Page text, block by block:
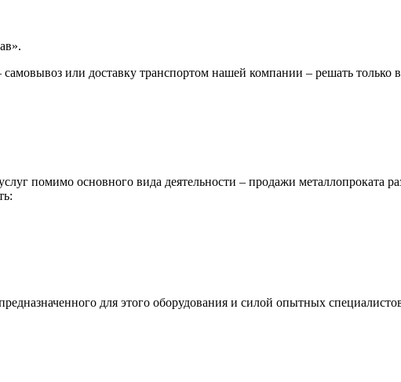
или доставку транспортом нашей компании – решать только
помимо основного вида деятельности – продажи металлопроката
для этого оборудования и силой опытных